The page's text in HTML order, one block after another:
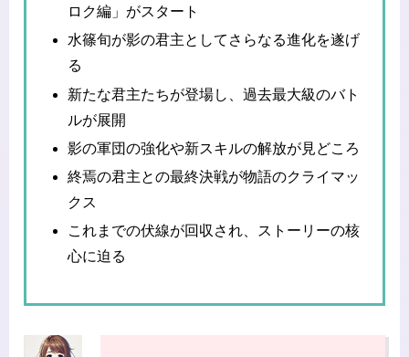
ロク編」がスタート
水篠旬が影の君主としてさらなる進化を遂げ
る
新たな君主たちが登場し、過去最大級のバト
ルが展開
影の軍団の強化や新スキルの解放が見どころ
終焉の君主との最終決戦が物語のクライマッ
クス
これまでの伏線が回収され、ストーリーの核
心に迫る